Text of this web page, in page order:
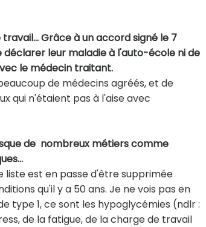
travail… Grâce à un accord signé le 7
déclarer leur maladie à l'auto-école ni de
le médecin traitant.
de médecins agréés, et de
qui n'étaient pas à l'aise avec
de nombreux métiers comme
est en passe d'être supprimée
qu'il y a 50 ans. Je ne vois pas en
type 1, ce sont les hypoglycémies (ndlr :
de la fatigue, de la charge de travail